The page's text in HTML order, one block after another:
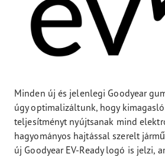
Minden új és jelenlegi Goodyear
úgy optimalizáltunk, hogy kimagasló
teljesítményt nyújtsanak mind
hagyományos hajtással szerelt
új Goodyear EV-Ready logó is jelzi,